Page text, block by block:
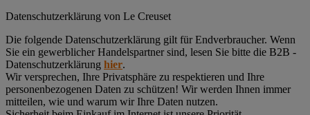
Datenschutz­erklärung von Le Creuset
Die folgende Datenschutzerklärung gilt für Endverbraucher. Wenn
Sie ein gewerblicher Handelspartner sind, lesen Sie bitte die B2B -
Datenschutzerklärung hier.
Wir versprechen, Ihre Privatsphäre zu respektieren und Ihre
personenbezogenen Daten zu schützen! Wir werden Ihnen immer
mitteilen, wie und warum wir Ihre Daten nutzen.